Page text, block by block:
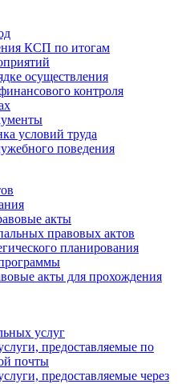
КСП по итогам
осуществления
контроля
условий труда
поведения
акты
правовых актов
планирования
акты для прохождения
услуг
предоставляемые по
почты
предоставляемые через